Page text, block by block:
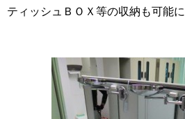
ティッシュＢＯＸ等の収納も可能